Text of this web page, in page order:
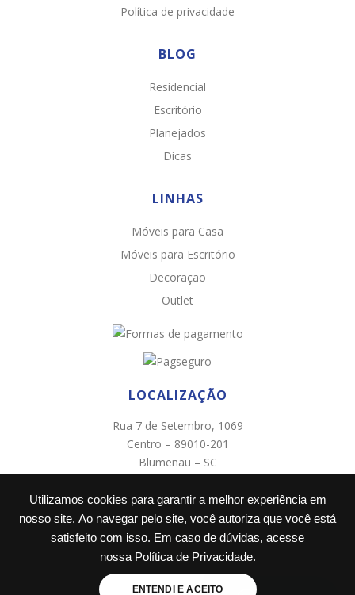
Utilizamos cookies para garantir a melhor experiência em
nosso site. Ao navegar pelo site, você autoriza que você está
satisfeito com isso. Em caso de dúvidas, acesse
nossa Política de Privacidade.
ENTENDI E ACEITO
Política de privacidade
BLOG
Residencial
Escritório
Planejados
Dicas
LINHAS
Móveis para Casa
Móveis para Escritório
Decoração
Outlet
LOCALIZAÇÃO
Rua 7 de Setembro, 1069
Centro – 89010-201
Blumenau – SC
(47) 3322-0005
Chat WhatsApp
Por favor, preencha os campos abaixo para
Ao informar meus dados e clicar em ‘INICIAR CONVERSA’, eu
concordo com a
INICIAR CONVERSA